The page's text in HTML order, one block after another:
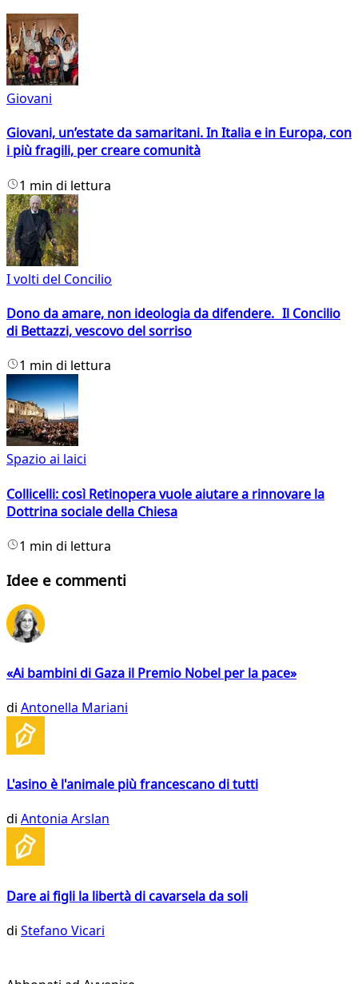
Giovani
Giovani, un’estate da samaritani. In Italia e in Europa, con
i più fragili, per creare comunità
1 min di lettura
I volti del Concilio
Dono da amare, non ideologia da difendere. Il Concilio
di Bettazzi, vescovo del sorriso
1 min di lettura
Spazio ai laici
Collicelli: così Retinopera vuole aiutare a rinnovare la
Dottrina sociale della Chiesa
1 min di lettura
Idee e commenti
«Ai bambini di Gaza il Premio Nobel per la pace»
di Antonella Mariani
L'asino è l'animale più francescano di tutti
di Antonia Arslan
Dare ai figli la libertà di cavarsela da soli
di Stefano Vicari